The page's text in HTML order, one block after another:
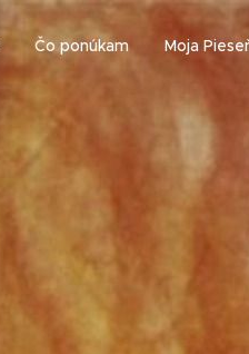
Čo ponúkam Moja